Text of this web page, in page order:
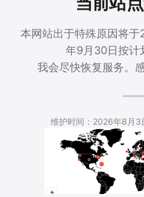
本网站出于特殊原因将
年9月30日按计
我会尽快恢复服务。
维护时间：2026年8月
5,537 Total